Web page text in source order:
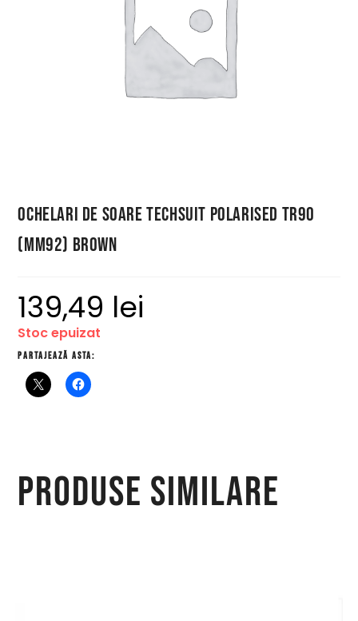
Ochelari de Soare Techsuit Polarised TR90
(MM92) Brown
139,49 lei
Stoc epuizat
Partajează asta:
Produse similare